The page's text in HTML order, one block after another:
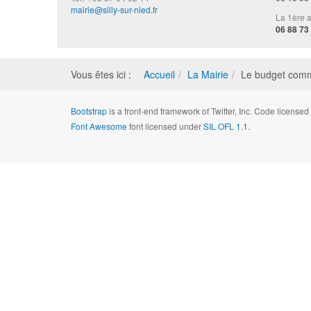
mairie@silly-sur-nied.fr
La 1ère
06 88
Vous êtes ici : Accueil La Mairie Le budget
Bootstrapis a front-end framework of Twitter, Inc. Code
Font Awesomefont licensed underSIL OFL 1.1.